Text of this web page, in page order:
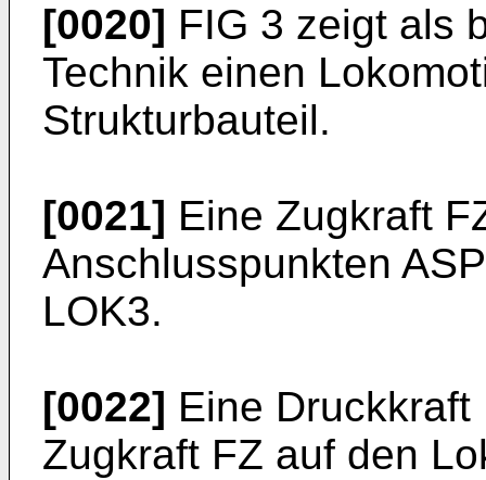
[0020] FIG 3 zeigt als
Technik einen
Strukturbauteil.
[0021] Eine Zugkraft
Anschlusspunkten
LOK3.
[0022] Eine
Zugkraft FZ auf den